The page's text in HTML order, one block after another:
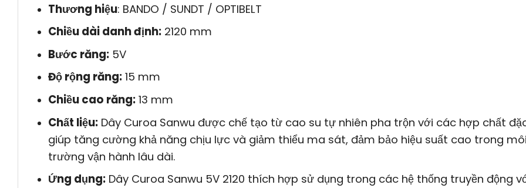
Thương hiệu: BANDO / SUNDT / OPTIBELT
Chiều dài danh định:2120 mm
Bước răng:5V
Độ rộng răng:15 mm
Chiều cao răng:13 mm
Chất liệu:Dây Curoa Sanwu được chế tạo từ cao su tự nhiên pha trộn với các hợp chất
giúp tăng cường khả năng chịu lực và giảm thiểu ma sát, đảm bảo hiệu suất cao trong môi
trường vận hành lâu dài.
Ứng dụng:Dây Curoa Sanwu 5V 2120 thích hợp sử dụng trong các hệ thống truyền động